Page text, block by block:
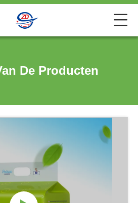
De Producten